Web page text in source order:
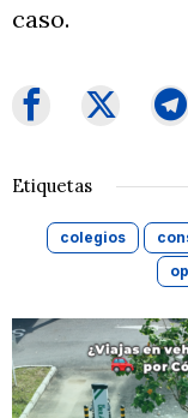
caso.
Etiquetas
colegios